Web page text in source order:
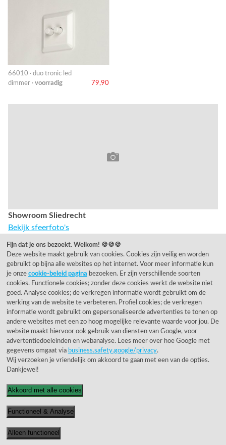
66010 · duo tronic led
dimmer · voorradig 79,90
Showroom Sliedrecht
Bekijk sfeerfoto's
Showroom openingstijden
Dinsdag
10:00 - 17:00
Woensdag
10:00 - 17:00
Donderdag
10:00 - 17:00
Vrijdag
10:00 - 17:00
Zaterdag
10:00 - 17:00
OUTLET openingstijden
Lelystraat 120 - Sliedrecht
Outlet is gesloten tot medio augustus.
U bent van harte welkom in onze showroom, die
geopend is volgens de normale openingstijden.
Showroom
Rietveld Licht
Fijn dat je ons bezoekt. Welkom! 🍪🍪🍪
Deze website maakt gebruik van cookies. Cookies zijn veilig en worden
gebruikt op bijna alle websites op het internet. Voor meer informatie kun
je onze cookie-beleid pagina bezoeken. Er zijn verschillende soorten
cookies. Functionele cookies; zonder deze cookies werkt de website niet
goed. Analyse cookies; de verkregen informatie wordt gebruikt om de
werking van de website te verbeteren. Profiel cookies; de verkregen
informatie wordt gebruikt om gepersonaliseerde advertenties te tonen op
andere websites met een zo hoog mogelijke relevante waarde voor jou. De
website maakt hiervoor ook gebruik van diensten van Google, voor
advertentiedoeleinden en webanalyse. Lees meer over hoe Google met
gegevens omgaat via business.safety.google/privacy.
Wij verzoeken je vriendelijk om akkoord te gaan met een van de opties.
Dankjewel!
Akkoord met alle cookies
Functioneel & Analyse
Alleen functioneel